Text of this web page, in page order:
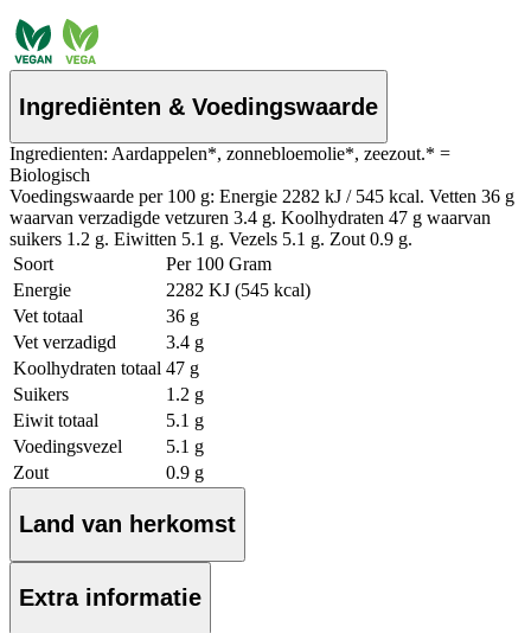
Ingrediënten & Voedingswaarde
Ingredienten: Aardappelen*, zonnebloemolie*, zeezout.* =
Biologisch
Voedingswaarde per 100 g: Energie 2282 kJ / 545 kcal. Vetten 36 g
waarvan verzadigde vetzuren 3.4 g. Koolhydraten 47 g waarvan
suikers 1.2 g. Eiwitten 5.1 g. Vezels 5.1 g. Zout 0.9 g.
Soort
Per 100 Gram
Energie
2282 KJ (545 kcal)
Vet totaal
36 g
Vet verzadigd
3.4 g
Koolhydraten totaal 47 g
Suikers
1.2 g
Eiwit totaal
5.1 g
Voedingsvezel
5.1 g
Zout
0.9 g
Land van herkomst
Extra informatie